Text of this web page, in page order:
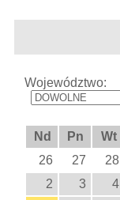
Województwo:
Nd Pn Wt
26
27 28
2
3 4